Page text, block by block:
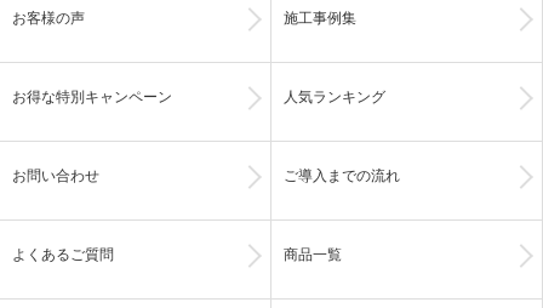
お客様の声 施工事例集
お得な特別キャンペーン 人気ランキング
お問い合わせ ご導入までの流れ
よくあるご質問 商品一覧